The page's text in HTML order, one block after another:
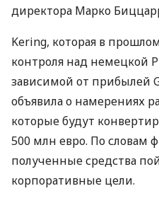
директора Марко
Kering, которая в
контроля над немецкой
зависимой от прибылей
объявила о намерениях
которые будут
500 млн евро. По словам
полученные средства
корпоративные цели.